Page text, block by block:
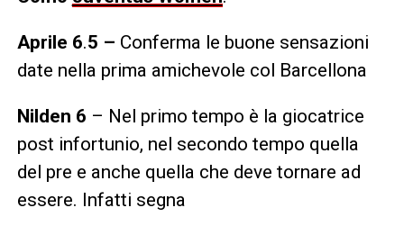
Aprile 6.5 – Conferma le buone sensazioni
date nella prima amichevole col Barcellona
Nilden 6 – Nel primo tempo è la giocatrice
post infortunio, nel secondo tempo quella
del pre e anche quella che deve tornare ad
essere. Infatti segna